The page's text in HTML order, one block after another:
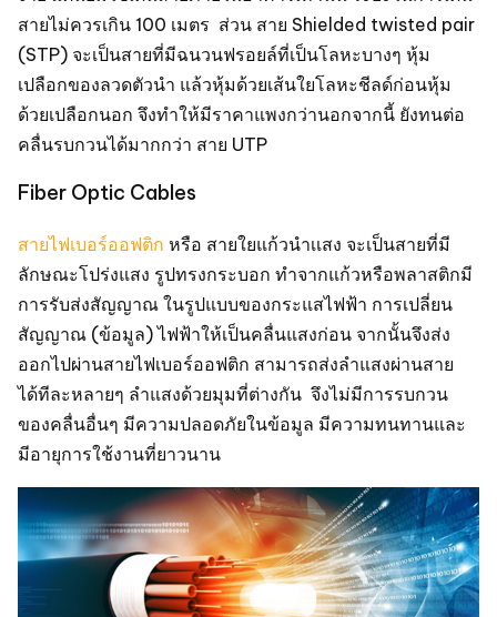
สายไม่ควรเกิน 100 เมตร ส่วน สาย Shielded twisted pair
(STP) จะเป็นสายที่มีฉนวนฟรอยล์ที่เป็นโลหะบางๆ หุ้ม
เปลือกของลวดตัวนำ แล้วหุ้มด้วยเส้นใยโลหะชีลด์ก่อนหุ้ม
ด้วยเปลือกนอก จึงทำให้มีราคาแพงกว่านอกจากนี้ ยังทนต่อ
คลื่นรบกวนได้มากกว่า สาย UTP
Fiber Optic Cables
สายไฟเบอร์ออฟติก หรือ สายใยแก้วนำเเสง จะเป็นสายที่มี
ลักษณะโปร่งแสง รูปทรงกระบอก ทำจากแก้วหรือพลาสติกมี
การรับส่งสัญญาณ ในรูปแบบของกระแสไฟฟ้า การเปลี่ยน
สัญญาณ (ข้อมูล) ไฟฟ้าให้เป็นคลื่นแสงก่อน จากนั้นจึงส่ง
ออกไปผ่านสายไฟเบอร์ออฟติก สามารถส่งลำแสงผ่านสาย
ได้ทีละหลายๆ ลำแสงด้วยมุมที่ต่างกัน จึงไม่มีการรบกวน
ของคลื่นอื่นๆ มีความปลอดภัยในข้อมูล มีความทนทานและ
มีอายุการใช้งานที่ยาวนาน